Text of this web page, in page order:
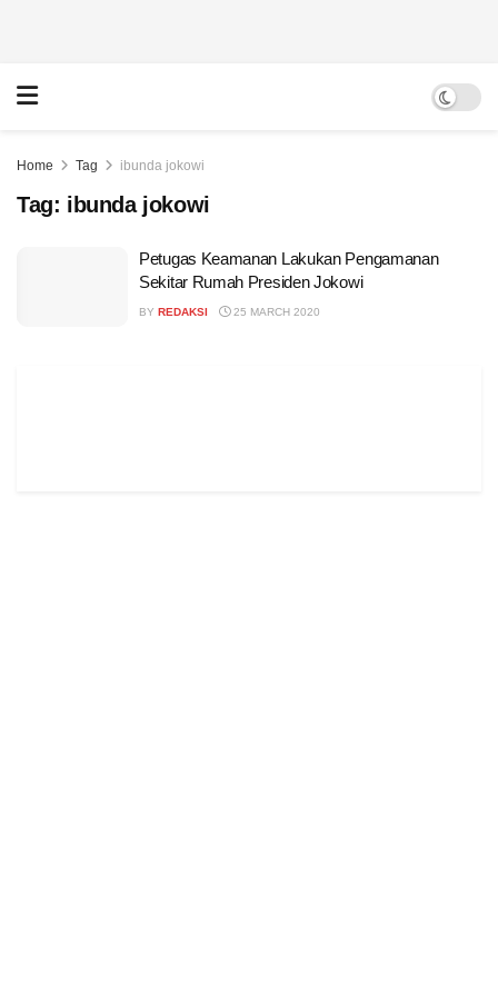
Home Tag ibunda jokowi
Tag: ibunda jokowi
Petugas Keamanan Lakukan Pengamanan
Sekitar Rumah Presiden Jokowi
BY REDAKSI 25 MARCH 2020